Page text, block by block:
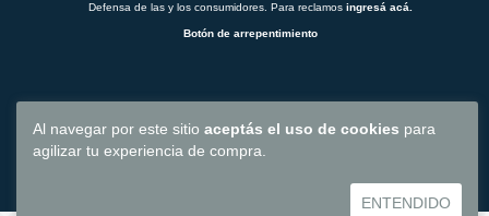
Al navegar por este sitio aceptás el uso de cookies para
agilizar tu experiencia de compra.
ENTENDIDO
Defensa de las y los consumidores. Para reclamos ingresá acá.
Botón de arrepentimiento